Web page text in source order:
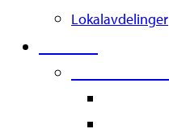
Lokalavdelinger